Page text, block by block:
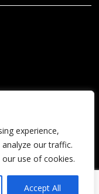
experience,
our traffic.
use of cookies.
Accept All
conosco por meio de